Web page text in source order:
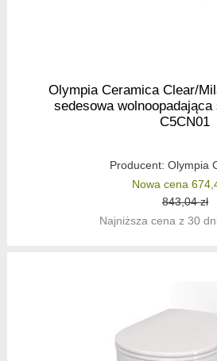
Olympia Ceramica Clear/
sedesowa wolnoopadająca
C5CN01
Producent: Olympia
Nowa cena
843,04 zł
Najniższa cena z 30